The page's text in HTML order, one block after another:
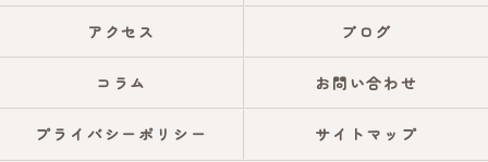
アクセス ブログ
コラム お問い合わせ
プライバシーポリシー サイトマップ